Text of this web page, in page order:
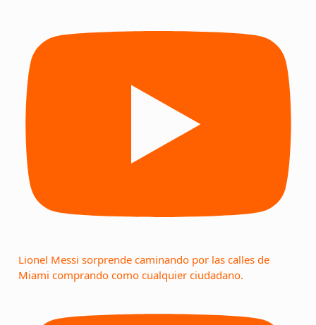
Lionel Messi sorprende caminando por las calles de
Miami comprando como cualquier ciudadano.